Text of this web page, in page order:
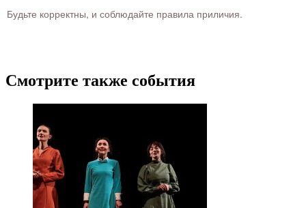
Будьте корректны, и соблюдайте правила приличия.
Смотрите также события